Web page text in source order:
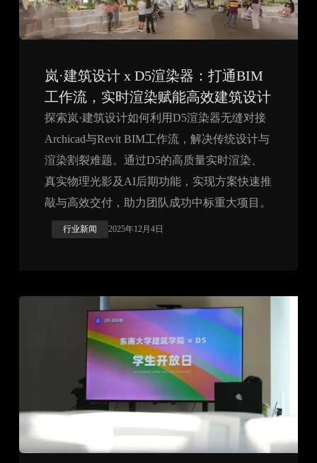
岚·建筑设计 x D5渲染器：打通BIM
工作流，实时渲染赋能高效建筑设计
探索岚·建筑设计如何利用D5渲染器无缝对接
Archicad与Revit BIM工作流，解决传统设计与
渲染割裂难题。通过D5的高质量实时渲染、
真实物理光影及AI后期功能，实现方案快速推
敲与高效交付，助力团队成功中标重大项目。
行业新闻 2025年12月4日